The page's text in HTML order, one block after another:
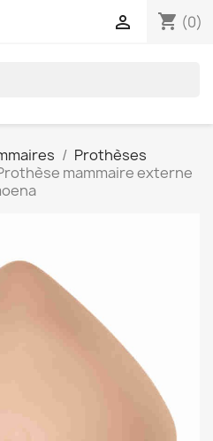
shopping_cart (0)

Prothèses
mammaire externe